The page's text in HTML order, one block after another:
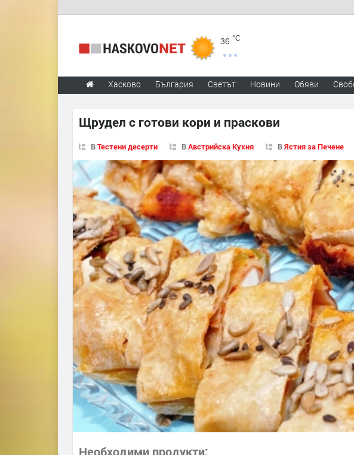
36 °C
Хасково България Светът Новини Обяви
Щрудел с готови кори и праскови
ВТестени десерти ВАвстрийска Кухня ВЯстия за Печене
Необходими продукти